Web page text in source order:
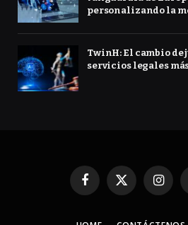
personalizando la
TwinH: El cambio de
servicios legales
Facebook
X